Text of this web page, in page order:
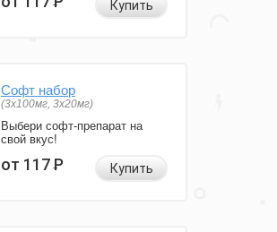
Купить
Софт набор
(3x100мг, 3x20мг)
Выбери софт-препарат на
свой вкус!
от 117Р Купить